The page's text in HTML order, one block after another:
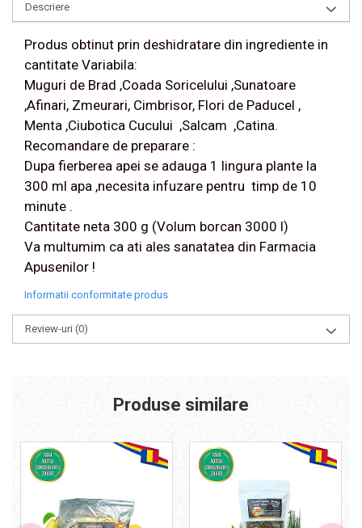
Descriere
Produs obtinut prin deshidratare din ingrediente in
cantitate Variabila:
Muguri de Brad ,Coada Soricelului ,Sunatoare
,Afinari, Zmeurari, Cimbrisor, Flori de Paducel ,
Menta ,Ciubotica Cucului ,Salcam ,Catina.
Recomandare de preparare :
Dupa fierberea apei se adauga 1 lingura plante la
300 ml apa ,necesita infuzare pentru timp de 10
minute .
Cantitate neta 300 g (Volum borcan 3000 l)
Va multumim ca ati ales sanatatea din Farmacia
Apusenilor !
Informatii conformitate produs
Review-uri (0)
Produse similare